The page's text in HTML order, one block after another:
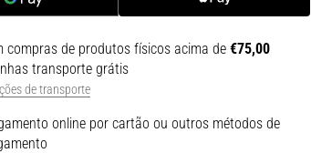
compras de produtos físicos acima de €75,00
transporte grátis
de transporte
online por cartão ou outros métodos de